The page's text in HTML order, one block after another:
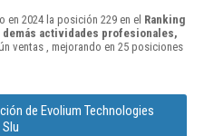
en 2024 la posición 229 en el Ranking
demás actividades profesionales,
ventas , mejorando en 25 posiciones
de Evolium Technologies
Slu